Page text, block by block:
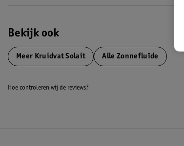
Bekijk ook
Meer Kruidvat Solait Alle Zonnefluïde
Hoe controleren wij de reviews?